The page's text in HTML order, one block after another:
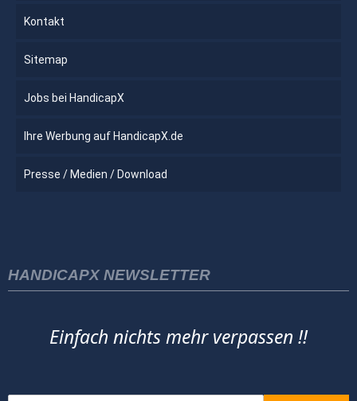
Kontakt
Sitemap
Jobs bei HandicapX
Ihre Werbung auf HandicapX.de
Presse / Medien / Download
HANDICAPX NEWSLETTER
Einfach nichts mehr verpassen !!